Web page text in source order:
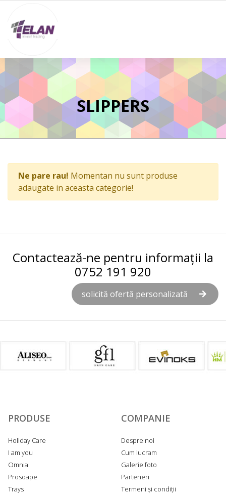
SLIPPERS
Ne pare rau! Momentan nu sunt produse
adaugate in aceasta categorie!
Contactează-ne pentru informații la
0752 191 920
solicită ofertă personalizată
PRODUSE
Holiday Care
I am you
Omnia
Prosoape
Trays
COMPANIE
Despre noi
Cum lucram
Galerie foto
Parteneri
Termeni și condiții